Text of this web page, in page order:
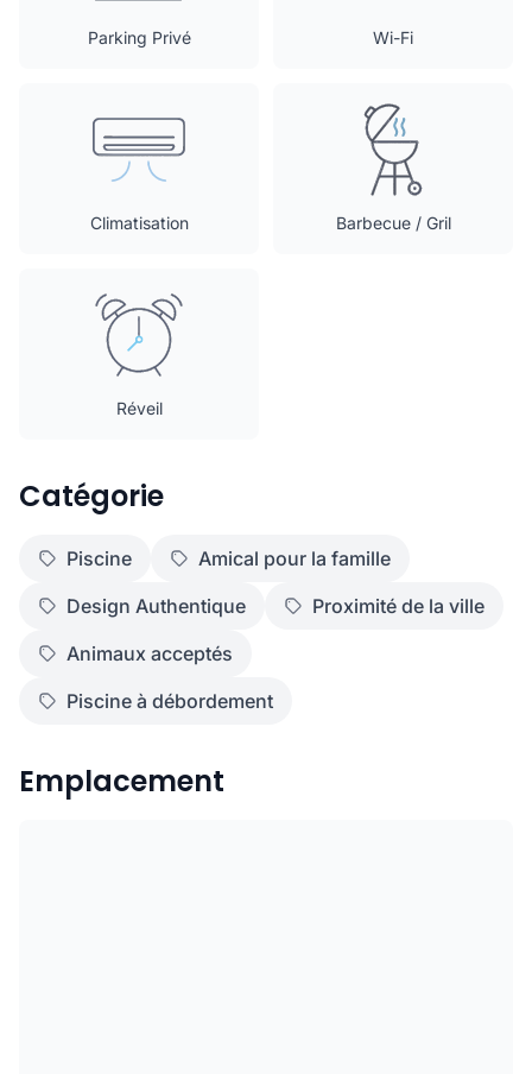
Parking Privé Wi-Fi
Climatisation Barbecue / Gril
Réveil
Catégorie
Piscine
Amical pour la famille
Design Authentique
Proximité de la ville
Animaux acceptés
Piscine à débordement
Emplacement